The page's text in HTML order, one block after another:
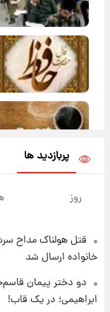
پربازدید ها
روز
قتل هولناک مداح
خانواده ارسال شد
دو دختر پیمان
ابراهیمی؛ در یک قاب!